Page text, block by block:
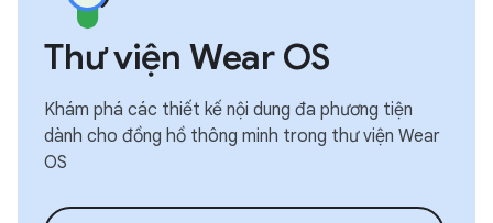
Thư viện Wear OS
Khám phá các thiết kế nội dung đa phương tiện
dành cho đồng hồ thông minh trong thư viện Wear
OS